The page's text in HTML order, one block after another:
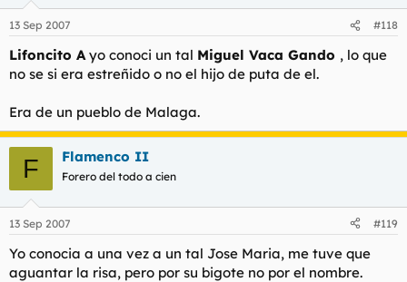
13 Sep 2007 #118
Lifoncito Ayo conoci un tal Miguel Vaca Gando , lo que
no se si era estreñido o no el hijo de puta de el.
Era de un pueblo de Malaga.
F Flamenco II
Forero del todo a cien
13 Sep 2007 #119
Yo conocia a una vez a un tal Jose Maria, me tuve que
aguantar la risa, pero por su bigote no por el nombre.